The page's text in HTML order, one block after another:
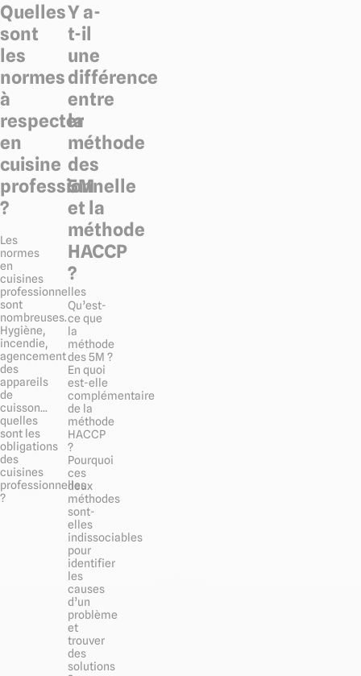
Quelles
sont
les
normes
à
respecter
en
cuisine
professionnelle
?
Les
normes
en
cuisines
professionnelles
sont
nombreuses.
Hygiène,
incendie,
agencement
des
appareils
de
cuisson...
quelles
sont les
obligations
des
cuisines
professionnelles
?
Y a-
t-il
une
différence
entre
la
méthode
des
5M
et la
méthode
HACCP
?
Qu’est-
ce que
la
méthode
des 5M ?
En quoi
est-elle
complémentaire
de la
méthode
HACCP
?
Pourquoi
ces
deux
méthodes
sont-
elles
indissociables
pour
identifier
les
causes
d’un
problème
et
trouver
des
solutions